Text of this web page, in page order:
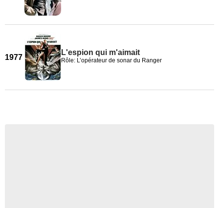
1977
L'espion qui m'aimait
Rôle: L’opérateur de sonar du Ranger